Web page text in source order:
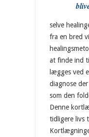
selve
fra en bred
at finde ind
lægges ved
diagnose
som den
Denne
tidligere livs